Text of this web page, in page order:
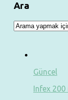
Ara
Güncel
Infex 200